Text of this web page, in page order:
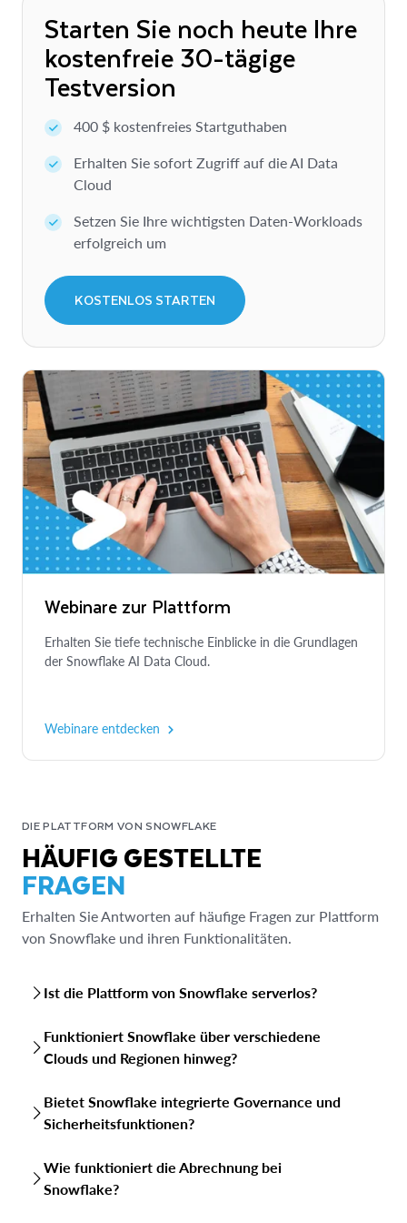
Starten Sie noch heute Ihre
kostenfreie 30-tägige
Testversion
400 $ kostenfreies Startguthaben
Erhalten Sie sofort Zugriff auf die AI Data
Cloud
Setzen Sie Ihre wichtigsten Daten-Workloads
erfolgreich um
KOSTENLOS STARTEN
Webinare zur Plattform
Erhalten Sie tiefe technische Einblicke in die Grundlagen
der Snowflake AI Data Cloud.
Webinare entdecken
DIE PLATTFORM VON SNOWFLAKE
HÄUFIG GESTELLTE
FRAGEN
Erhalten Sie Antworten auf häufige Fragen zur Plattform
von Snowflake und ihren Funktionalitäten.
Ist die Plattform von Snowflake serverlos?
verwalteter Dienst mit vielen serverlosen Funktionen.
Während Sie virtuelle Warehouses konfigurieren, kümmert
Skalierung und die Wartung.
Funktioniert Snowflake über verschiedene
Clouds und Regionen hinweg?
regionsübergreifende Operationen. Sie ist in zahlreichen
globalen Regionen bei den großen Cloud-Anbietern (AWS,
cloud- und regionsübergreifendes Data Sharing,
Replikation für Geschäftskontinuität und eine einheitliche,
Bietet Snowflake integrierte Governance und
Sicherheitsfunktionen?
Governance-Funktionen. Dazu gehören End-to-End-
Verschlüsselung, rollenbasierte Zugriffskontrolle (RBAC),
Wie funktioniert die Abrechnung bei
Snowflake?